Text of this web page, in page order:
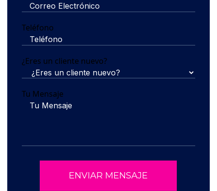
Teléfono
¿Eres un cliente nuevo?
Tu Mensaje